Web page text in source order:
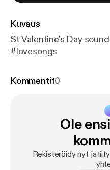
Kuvaus
St Valentine's Day
#lovesongs
Kommentit0
Ole
Rekisteröidy nyt ja